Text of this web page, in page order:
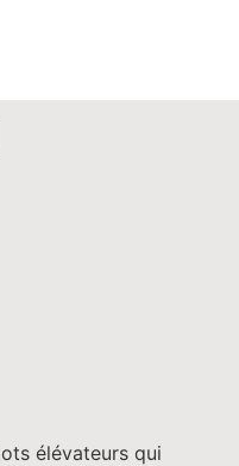
élévateurs qui